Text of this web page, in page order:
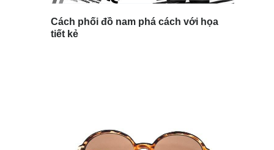
Cách phối đồ nam phá cách với họa
tiết kẻ